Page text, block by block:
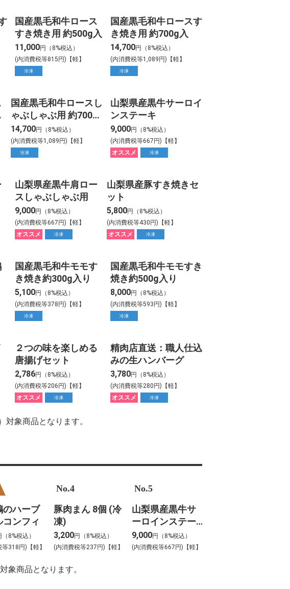
国産黒毛和牛ロース
すき焼き用 約500g入
11,000円（8%税込）
(内消費税等815円)【軽】
冷凍
国産黒毛和牛ロースす
き焼き用 約700g入
14,700円（8%税込）
(内消費税等1,089円)【軽】
冷凍
国産黒毛和牛ロースし
ゃぶしゃぶ用 約700g
入
14,700円（8%税込）
(内消費税等1,089円)【軽】
冷凍
山梨県産黒牛サーロイ
ンステーキ
9,000円（8%税込）
(内消費税等667円)【軽】
オススメ
冷凍
山梨県産黒牛肩ロー
スしゃぶしゃぶ用
9,000円（8%税込）
(内消費税等667円)【軽】
オススメ
冷凍
山梨県産豚すき焼きセ
ット
5,800円（8%税込）
(内消費税等430円)【軽】
オススメ
冷凍
国産黒毛和牛モモす
き焼き約300g入り
5,100円（8%税込）
(内消費税等378円)【軽】
冷凍
国産黒毛和牛モモすき
焼き約500g入り
8,000円（8%税込）
(内消費税等593円)【軽】
冷凍
２つの味を楽しめる
唐揚げセット
2,786円（8%税込）
(内消費税等206円)【軽】
オススメ
冷凍
精肉店直送：職人仕込
みの生ハンバーグ
3,780円（8%税込）
(内消費税等280円)【軽】
オススメ
冷凍
象商品となります。
のハーブ
コンフィ
（8%税込）
318円)【軽】
No.4
豚肉まん 8個 (冷
凍)
3,200円（8%税込）
(内消費税等237円)【軽】
No.5
山梨県産黒牛サ
ーロインステー
キ
9,000円（8%税込）
(内消費税等667円)【軽】
象商品となります。